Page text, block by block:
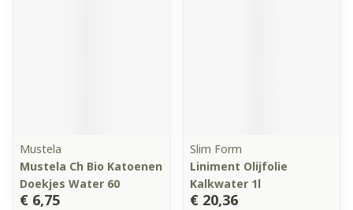
Mustela
Mustela Ch Bio Katoenen
Doekjes Water 60
€ 6,75
Slim Form
Liniment Olijfolie
Kalkwater 1l
€ 20,36